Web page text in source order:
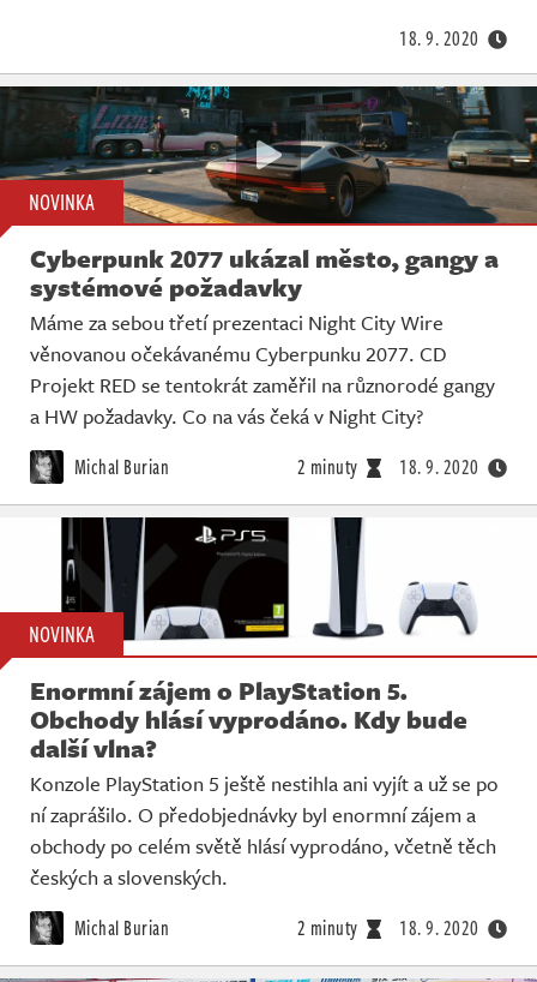
18. 9. 2020
NOVINKA
Cyberpunk 2077 ukázal město, gangy a
systémové požadavky
Máme za sebou třetí prezentaci Night City Wire
věnovanou očekávanému Cyberpunku 2077. CD
Projekt RED se tentokrát zaměřil na různorodé gangy
a HW požadavky. Co na vás čeká v Night City?
Michal Burian 2 minuty 18. 9. 2020
NOVINKA
Enormní zájem o PlayStation 5.
Obchody hlásí vyprodáno. Kdy bude
další vlna?
Konzole PlayStation 5 ještě nestihla ani vyjít a už se po
ní zaprášilo. O předobjednávky byl enormní zájem a
obchody po celém světě hlásí vyprodáno, včetně těch
českých a slovenských.
Michal Burian 2 minuty 18. 9. 2020